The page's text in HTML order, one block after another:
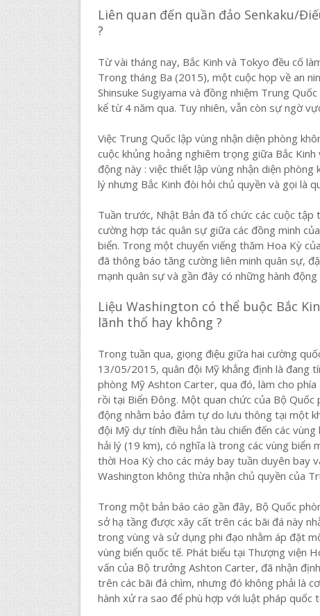
Liên quan đến quần đảo Senkaku/
?
Từ vài tháng nay, Bắc Kinh và Tokyo đều cố
Trong tháng Ba (2015), một cuộc họp về an
Shinsuke Sugiyama và đồng nhiệm Trung
kể từ 4 năm qua. Tuy nhiên, vẫn còn sự ngờ
Việc Trung Quốc lập vùng nhận diện phòng
cuộc khủng hoảng nghiêm trọng giữa Bắc
động này : việc thiết lập vùng nhận diện
lý nhưng Bắc Kinh đòi hỏi chủ quyền và gọi là
Tuần trước, Nhật Bản đã tổ chức các cuộc
cường hợp tác quân sự giữa các đồng minh
biển. Trong một chuyến viếng thăm Hoa Kỳ
đã thông báo tăng cường liên minh quân sự,
mạnh quân sự và gần đây có những hành
Liệu Washington có thể buộc Bắc
lãnh thổ hay không ?
Trong tuần qua, giọng điệu giữa hai cường
13/05/2015, quân đội Mỹ khẳng định là đang
phòng Mỹ Ashton Carter, qua đó, làm cho
rồi tại Biển Đông. Một quan chức của Bộ
động nhằm bảo đảm tự do lưu thông tại một
đội Mỹ dự tính điều hẳn tàu chiến đến các
hải lý (19 km), có nghĩa là trong các vùng biển
thời Hoa Kỳ cho các máy bay tuần duyên bay
Washington không thừa nhận chủ quyền của
Trong một bản báo cáo gần đây, Bộ Quốc
sở hạ tầng được xây cất trên các bãi đá này
trong vùng và sử dụng phi đạo nhằm áp đặt
vùng biển quốc tế. Phát biểu tại Thượng viện
vấn của Bộ trưởng Ashton Carter, đã nhận
trên các bãi đá chìm, nhưng đó không phải là
hành xử ra sao để phù hợp với luật pháp quốc